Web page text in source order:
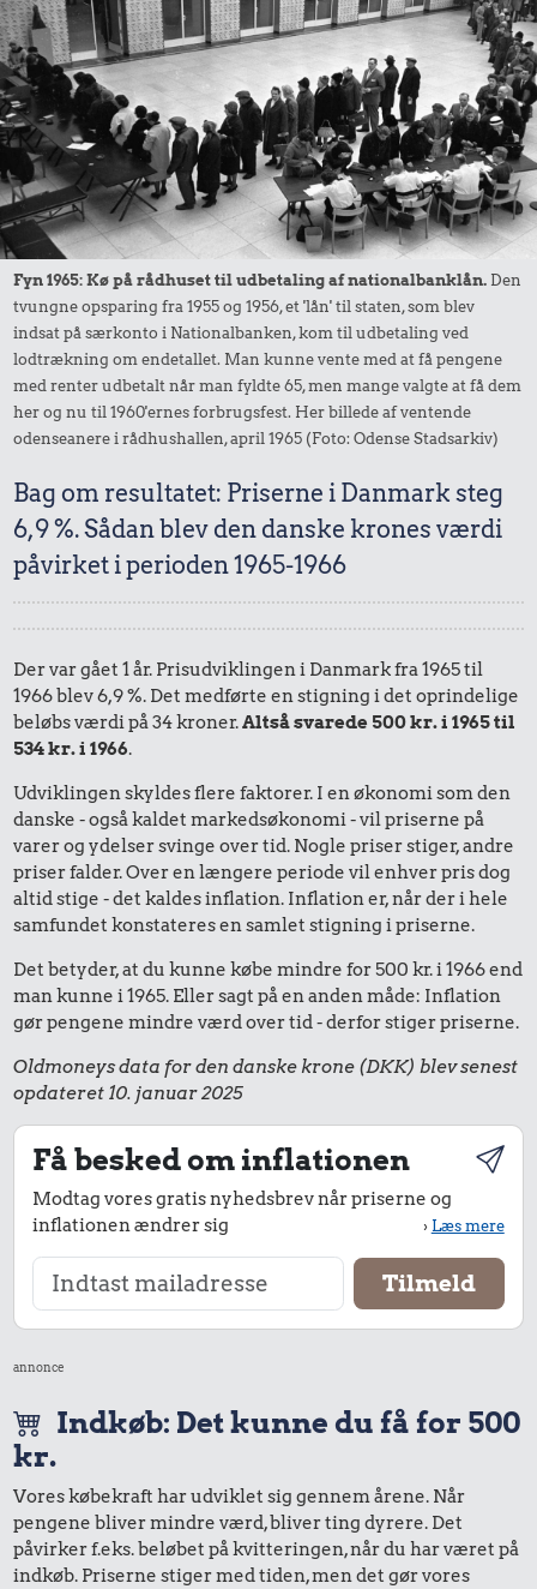
Fyn 1965: Kø på rådhuset til udbetaling af nationalbanklån. Den
tvungne opsparing fra 1955 og 1956, et 'lån' til staten, som blev
indsat på særkonto i Nationalbanken, kom til udbetaling ved
lodtrækning om endetallet. Man kunne vente med at få pengene
med renter udbetalt når man fyldte 65, men mange valgte at få dem
her og nu til 1960'ernes forbrugsfest. Her billede af ventende
odenseanere i rådhushallen, april 1965 (Foto: Odense Stadsarkiv)
Bag om resultatet: Priserne i Danmark steg
6,9 %. Sådan blev den danske krones værdi
påvirket i perioden 1965-1966
Der var gået 1 år. Prisudviklingen i Danmark fra 1965 til
1966 blev 6,9 %. Det medførte en stigning i det oprindelige
beløbs værdi på 34 kroner.Altså svarede 500 kr. i 1965 til
534 kr. i 1966.
Udviklingen skyldes flere faktorer. I en økonomi som den
danske - også kaldet markedsøkonomi - vil priserne på
varer og ydelser svinge over tid. Nogle priser stiger, andre
priser falder. Over en længere periode vil enhver pris dog
altid stige - det kaldes inflation. Inflation er, når der i hele
samfundet konstateres en samlet stigning i priserne.
Det betyder, at du kunne købe mindre for 500 kr. i 1966 end
man kunne i 1965. Eller sagt på en anden måde: Inflation
gør pengene mindre værd over tid - derfor stiger priserne.
Oldmoneys data for den danske krone (DKK) blev senest
opdateret 10. januar 2025
Få besked om inflationen
Modtag vores gratis nyhedsbrev når priserne og
inflationen ændrer sig
›Læs mere
annonce
Indkøb: Det kunne du få for 500
kr.
Vores købekraft har udviklet sig gennem årene. Når
pengene bliver mindre værd, bliver ting dyrere. Det
påvirker f.eks. beløbet på kvitteringen, når du har været på
indkøb. Priserne stiger med tiden, men det gør vores